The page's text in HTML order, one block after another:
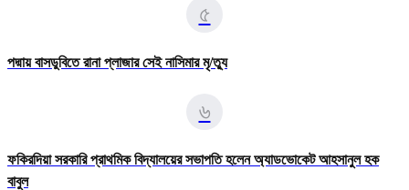
৫
পদ্মায় বাসডুবিতে রানা প্লাজার সেই নাসিমার মৃ/ত্যু
৬
ফকিরদিয়া সরকারি প্রাথমিক বিদ্যালয়ের সভাপতি হলেন অ্যাডভোকেট আহসানুল হক
বাবুল